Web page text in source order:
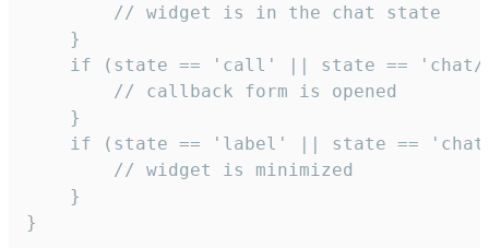
        // widget is in the chat state
    }
if (state == 'call' || state ==
        // callback form is opened
    }
if (state == 'label' || state ==
        // widget is minimized
    }
}